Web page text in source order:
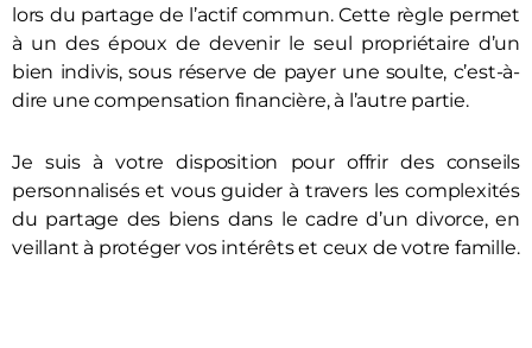
lors du partage de l’actif commun. Cette règle permet
à un des époux de devenir le seul propriétaire d’un
bien indivis, sous réserve de payer une soulte, c’est-à-
dire une compensation financière, à l’autre partie.
Je suis à votre disposition pour offrir des conseils
personnalisés et vous guider à travers les complexités
du partage des biens dans le cadre d’un divorce, en
veillant à protéger vos intérêts et ceux de votre famille.